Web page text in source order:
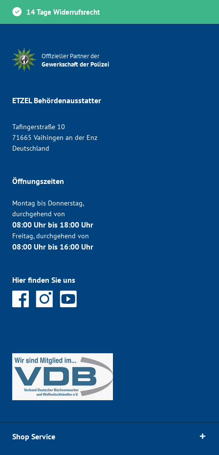
14 Tage Widerrufsrecht
Offizieller Partner der
Gewerkschaft der Polizei
ETZEL Behördenausstatter
Tafingerstraße 10
71665 Vaihingen an der Enz
Deutschland
Öffnungszeiten
Montag bis Donnerstag,
durchgehend von
08:00 Uhr bis 18:00 Uhr
Freitag, durchgehend von
08:00 Uhr bis 16:00 Uhr
Hier finden Sie uns
Shop Service